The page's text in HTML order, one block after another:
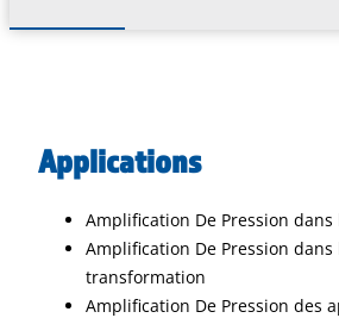
Applications
Amplification De Pression
Amplification De Pression dans
transformation
Amplification De Pression des